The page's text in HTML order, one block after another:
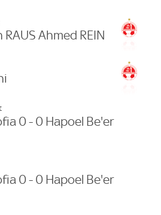
Ahmed REIN
0 - 0 Hapoel Be'er
0 - 0 Hapoel Be'er